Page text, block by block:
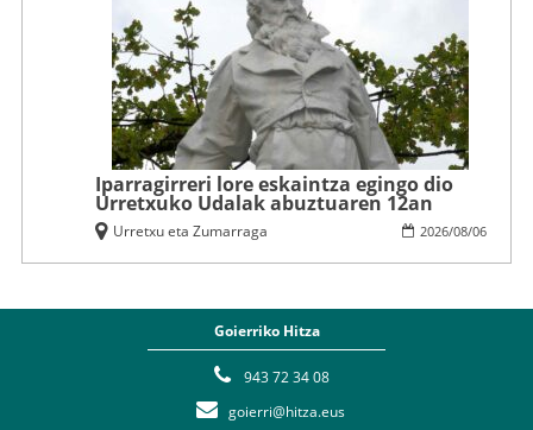
Iparragirreri lore eskaintza egingo dio
Urretxuko Udalak abuztuaren 12an
2026/08/06
Urretxu eta Zumarraga
Goierriko Hitza
943 72 34 08
goierri@hitza.eus